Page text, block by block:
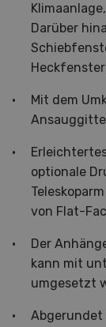
Darüber
Mit dem
optionale
von Flat-
Der
kann mit
umgesetzt
Abgerundet